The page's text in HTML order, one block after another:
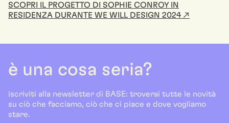
SCOPRI IL PROGETTO DI SOPHIE CONROY IN
RESIDENZA DURANTE WE WILL DESIGN 2024 ↗
è una cosa seria?
iscriviti alla newsletter di BASE: troverai tutte le novità
su ciò che facciamo, ciò che ci piace e dove vogliamo
stare.